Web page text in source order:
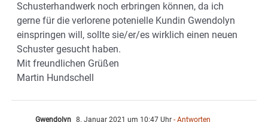
Schusterhandwerk noch erbringen können, da ich
gerne für die verlorene potenielle Kundin Gwendolyn
einspringen will, sollte sie/er/es wirklich einen neuen
Schuster gesucht haben.
Mit freundlichen Grüßen
Martin Hundschell
Gwendolyn 8. Januar 2021 um 10:47 Uhr - Antworten